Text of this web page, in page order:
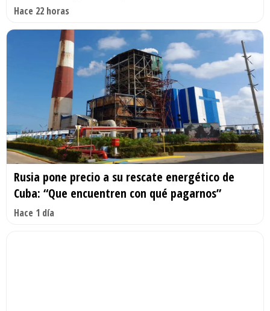
Hace 22 horas
Rusia pone precio a su rescate energético de
Cuba: “Que encuentren con qué pagarnos”
Hace 1 día